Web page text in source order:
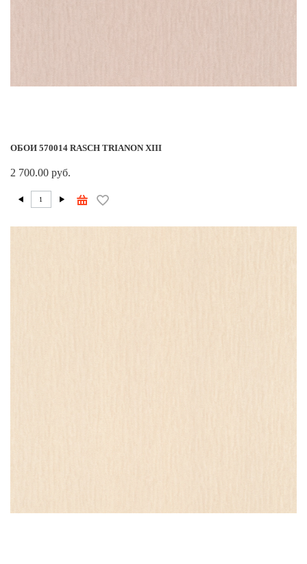
ОБОИ 570014 RASCH TRIANON XIII
2 700.00 руб.